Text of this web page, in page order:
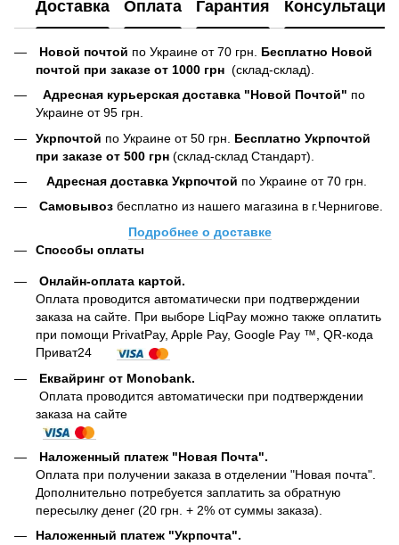
Доставка Оплата Гарантия Консультация
Новой почтой по Украине от 70 грн. Бесплатно Новой
почтой при заказе от 1000 грн (склад-склад).
Адресная курьерская доставка "Новой Почтой" по
Украине от 95 грн.
Укрпочтой по Украине от 50 грн. Бесплатно Укрпочтой
при заказе от 500 грн (склад-склад Стандарт).
Адресная доставка Укрпочтой по Украине от 70 грн.
Самовывоз бесплатно из нашего магазина в г.Чернигове.
Подробнее о доставке
Способы оплаты
Онлайн-оплата картой.
Оплата проводится автоматически при подтверждении
заказа на сайте. При выборе LiqPay можно также оплатить
при помощи PrivatPay, Apple Pay, Google Pay ™, QR-кода
Приват24
Еквайринг от Monobank.
Оплата проводится автоматически при подтверждении
заказа на сайте
Наложенный платеж "Новая Почта".
Оплата при получении заказа в отделении "Новая почта".
Дополнительно потребуется заплатить за обратную
пересылку денег (20 грн. + 2% от суммы заказа).
Наложенный платеж "Укрпочта".